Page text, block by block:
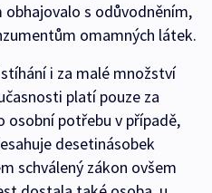
s odůvodněním,
omamných látek.
i za malé množství
platí pouze za
osobní potřebu v případě,
desetinásobek
schválený zákon ovšem